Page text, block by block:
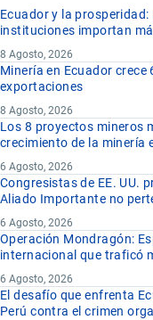
Ecuador y la
instituciones importan
8 Agosto, 2026
Minería en Ecuador crece
exportaciones
8 Agosto, 2026
Los 8 proyectos mineros
crecimiento de la minería
6 Agosto, 2026
Congresistas de EE. UU.
Aliado Importante no
6 Agosto, 2026
Operación Mondragón:
internacional que traficó
6 Agosto, 2026
El desafío que enfrenta
Perú contra el crimen